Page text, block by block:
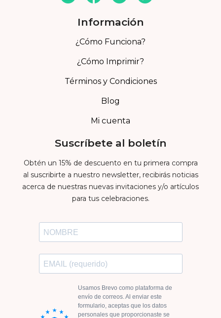
Información
¿Cómo Funciona?
¿Cómo Imprimir?
Términos y Condiciones
Blog
Mi cuenta
Suscríbete al boletín
Obtén un 15% de descuento en tu primera compra
al suscribirte a nuestro newsletter, recibirás noticias
acerca de nuestras nuevas invitaciones y/o artículos
para tus celebraciones.